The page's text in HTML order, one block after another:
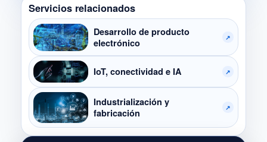
Servicios relacionados
Desarrollo de producto
electrónico
↗
IoT, conectividad e IA ↗
Industrialización y
fabricación
↗